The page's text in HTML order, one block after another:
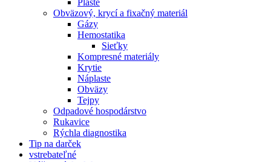
Plášte
Obväzový, krycí a fixačný materiál
Gázy
Hemostatika
Sieťky
Kompresné materiály
Krytie
Náplaste
Obväzy
Tejpy
Odpadové hospodárstvo
Rukavice
Rýchla diagnostika
Tip na darček
vstrebateľné